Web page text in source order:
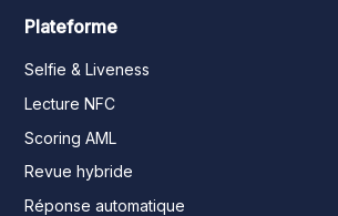
Plateforme
Selfie & Liveness
Lecture NFC
Scoring AML
Revue hybride
Réponse automatique